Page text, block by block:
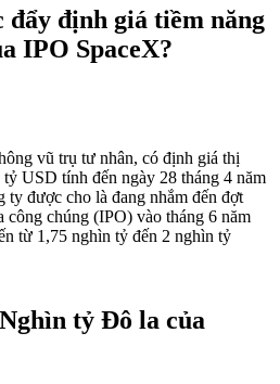
định giá tiềm năng
IPO SpaceX?
vũ trụ tư nhân, có định giá thị
USD tính đến ngày 28 tháng 4 năm
ty được cho là đang nhắm đến đợt
công chúng (IPO) vào tháng 6 năm
từ 1,75 nghìn tỷ đến 2 nghìn tỷ
tỷ Đô la của